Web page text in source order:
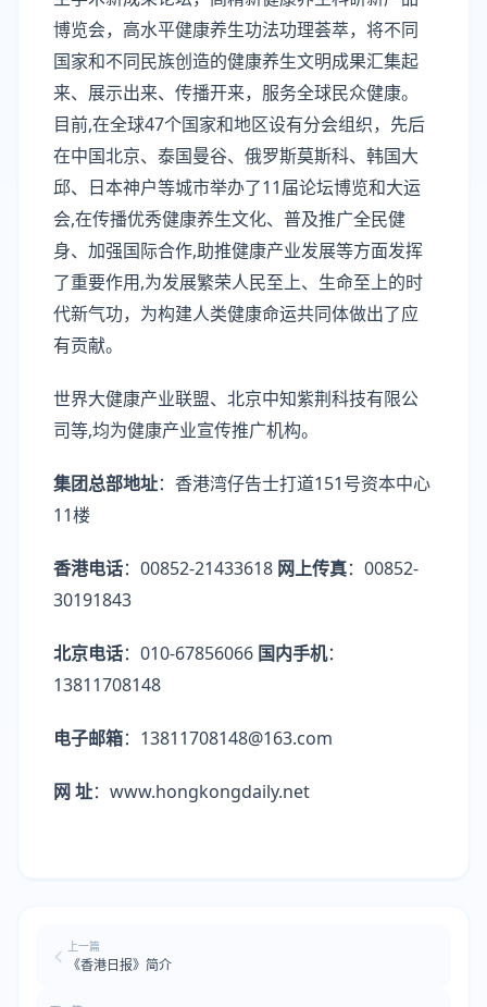
博览会，高水平健康养生功法功理荟萃，将不同
国家和不同民族创造的健康养生文明成果汇集起
来、展示出来、传播开来，服务全球民众健康。
目前,在全球47个国家和地区设有分会组织，先后
在中国北京、泰国曼谷、俄罗斯莫斯科、韩国大
邱、日本神户等城市举办了11届论坛博览和大运
会,在传播优秀健康养生文化、普及推广全民健
身、加强国际合作,助推健康产业发展等方面发挥
了重要作用,为发展繁荣人民至上、生命至上的时
代新气功，为构建人类健康命运共同体做出了应
有贡献。
世界大健康产业联盟、北京中知紫荆科技有限公
司等,均为健康产业宣传推广机构。
集团总部地址：香港湾仔告士打道151号资本中心
11楼
香港电话：00852-21433618 网上传真：00852-
30191843
北京电话：010-67856066 国内手机：
13811708148
电子邮箱：13811708148@163.com
网 址：www.hongkongdaily.net
上一篇
《香港日报》简介